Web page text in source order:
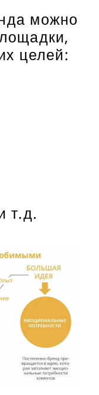
можно
целей:
т.д.